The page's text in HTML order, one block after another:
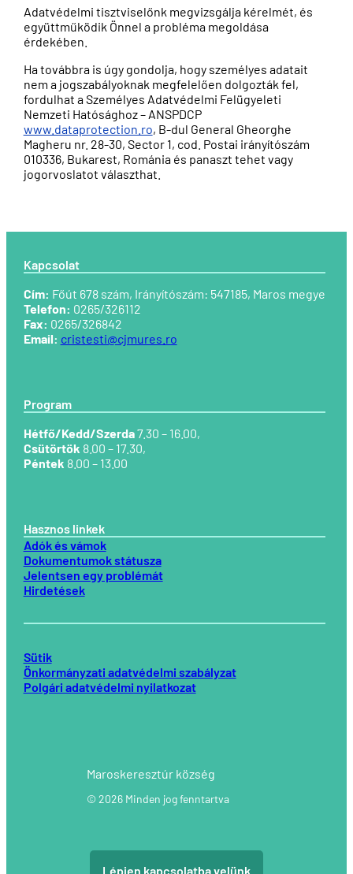
Adatvédelmi tisztviselőnk megvizsgálja kérelmét, és
együttműködik Önnel a probléma megoldása
érdekében.
Ha továbbra is úgy gondolja, hogy személyes adatait
nem a jogszabályoknak megfelelően dolgozták fel,
fordulhat a Személyes Adatvédelmi Felügyeleti
Nemzeti Hatósághoz – ANSPDCP
www.dataprotection.ro, B-dul General Gheorghe
Magheru nr. 28-30, Sector 1, cod. Postai irányítószám
010336, Bukarest, Románia és panaszt tehet vagy
jogorvoslatot választhat.
Kapcsolat
Cím: Főút 678 szám, Irányítószám: 547185, Maros megye
Telefon: 0265/326112
Fax: 0265/326842
Email: cristesti@cjmures.ro
Program
Hétfő/Kedd/Szerda7.30 – 16.00,
Csütörtök 8.00 – 17.30,
Péntek 8.00 – 13.00
Hasznos linkek
Adók és vámok
Dokumentumok státusza
Jelentsen egy problémát
Hirdetések
Maroskeresztúr község
© 2026 Minden jog fenntartva
Sütik
Önkormányzati adatvédelmi szabályzat
Polgári adatvédelmi nyilatkozat
Lépjen kapcsolatba velünk